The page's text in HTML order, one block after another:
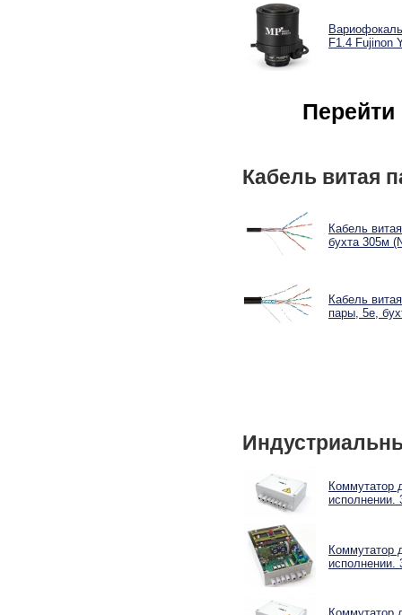
F1.4 Fujinon
Перейти
Кабель витая
Кабель
бухта 305м
Кабель
пары, 5e,
Коммутатор
исполнении.
Коммутатор
исполнении.